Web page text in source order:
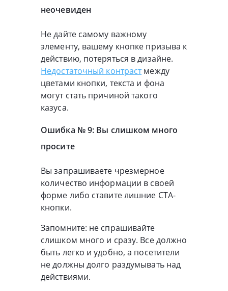
неочевиден
Не дайте самому важному
элементу, вашему кнопке призыва к
действию, потеряться в дизайне.
Недостаточный контрастмежду
цветами кнопки, текста и фона
могут стать причиной такого
казуса.
Ошибка № 9: Вы слишком много
просите
Вы запрашиваете чрезмерное
количество информации в своей
форме либо ставите лишние CTA-
кнопки.
Запомните: не спрашивайте
слишком много и сразу. Все должно
быть легко и удобно, а посетители
не должны долго раздумывать над
действиями.